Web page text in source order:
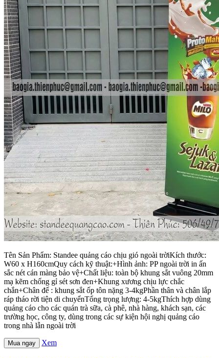
Tên Sản Phẩm: Standee quảng cáo chịu gió ngoài trờiKích thước:
W60 x H160cmQuy cách kỹ thuật:+Hình ảnh: PP ngoài trời in ấn
sắc nét cán màng bảo vệ+Chất liệu: toàn bộ khung sắt vuông 20mm
mạ kẽm chống gỉ sét sơn đen+Khung xương chịu lực chắc
chắn+Chân đế : khung sắt ốp tôn nặng 3-4kgPhần thân và chân lắp
ráp tháo rời tiện di chuyểnTổng trọng lượng: 4-5kgThích hợp dùng
quảng cáo cho các quán trà sữa, cà phê, nhà hàng, khách sạn, các
trường học, công ty, dùng trong các sự kiện hội nghị quảng cáo
trong nhà lẫn ngoài trời
Mua ngay Xem